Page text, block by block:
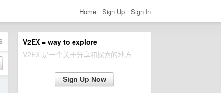
Home Sign Up Sign In
V2EX = way to explore
V2EX 是一个关于分享和探索的地方
Sign Up Now